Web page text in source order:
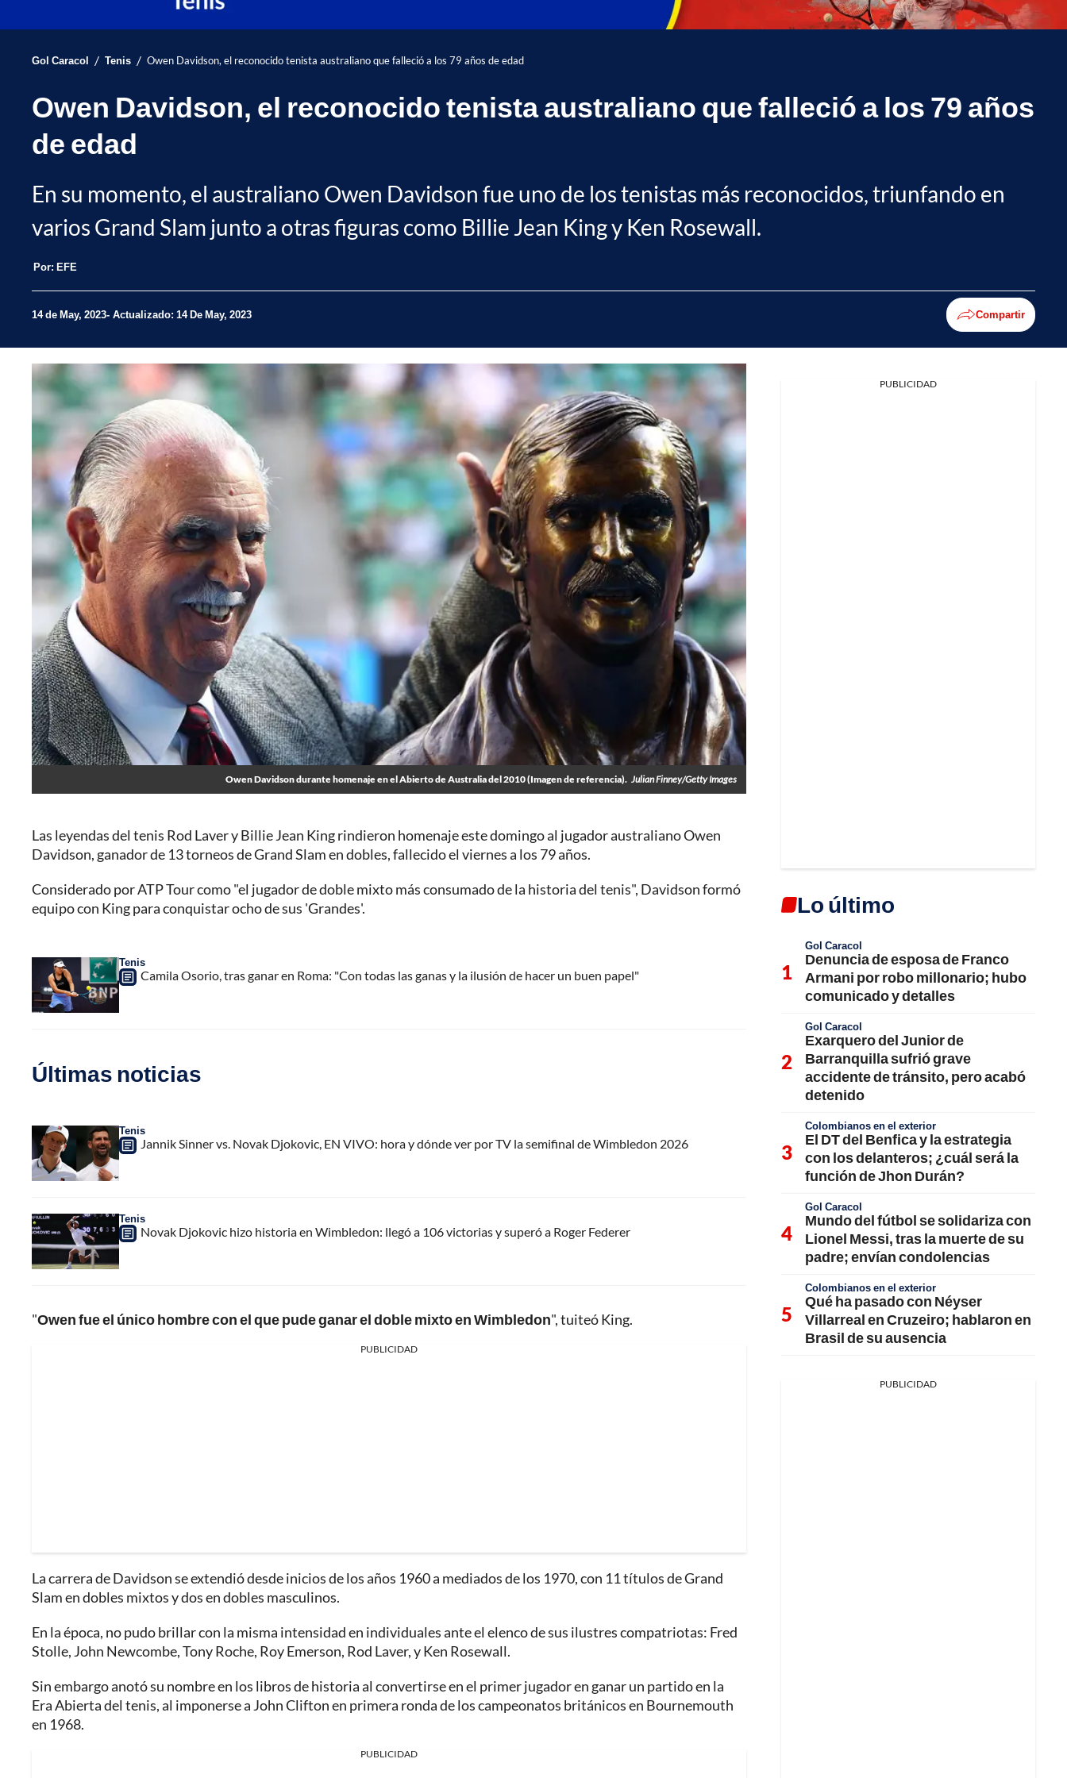
Gol Caracol / Tenis / Owen Davidson, el reconocido tenista australiano que falleció a los 79 años de edad
Owen Davidson, el reconocido tenista australiano que falleció a los 79 años
de edad
En su momento, el australiano Owen Davidson fue uno de los tenistas más reconocidos, triunfando en
varios Grand Slam junto a otras figuras como Billie Jean King y Ken Rosewall.
Por: EFE
14 de May, 2023 Actualizado: 14 De May, 2023 Compartir
Owen Davidson durante homenaje en el Abierto de Australia del 2010 (Imagen de referencia). Julian Finney/Getty Images
Las leyendas del tenis Rod Laver y Billie Jean King rindieron homenaje este domingo al jugador australiano Owen
Davidson, ganador de 13 torneos de Grand Slam en dobles, fallecido el viernes a los 79 años.
Considerado por ATP Tour como "el jugador de doble mixto más consumado de la historia del tenis", Davidson formó
equipo con King para conquistar ocho de sus 'Grandes'.
Tenis
Camila Osorio, tras ganar en Roma: "Con todas las ganas y la ilusión de hacer un buen papel"
Últimas noticias
Tenis
Jannik Sinner vs. Novak Djokovic, EN VIVO: hora y dónde ver por TV la semifinal de Wimbledon 2026
Tenis
Novak Djokovic hizo historia en Wimbledon: llegó a 106 victorias y superó a Roger Federer
"Owen fue el único hombre con el que pude ganar el doble mixto en Wimbledon", tuiteó King.
PUBLICIDAD
La carrera de Davidson se extendió desde inicios de los años 1960 a mediados de los 1970, con 11 títulos de Grand
Slam en dobles mixtos y dos en dobles masculinos.
En la época, no pudo brillar con la misma intensidad en individuales ante el elenco de sus ilustres compatriotas: Fred
Stolle, John Newcombe, Tony Roche, Roy Emerson, Rod Laver, y Ken Rosewall.
Sin embargo anotó su nombre en los libros de historia al convertirse en el primer jugador en ganar un partido en la
Era Abierta del tenis, al imponerse a John Clifton en primera ronda de los campeonatos británicos en Bournemouth
en 1968.
PUBLICIDAD
PUBLICIDAD
Lo último
Gol Caracol
Denuncia de esposa de Franco
Armani por robo millonario; hubo
comunicado y detalles
Gol Caracol
Exarquero del Junior de
Barranquilla sufrió grave
accidente de tránsito, pero acabó
detenido
Colombianos en el exterior
El DT del Benfica y la estrategia
con los delanteros; ¿cuál será la
función de Jhon Durán?
Gol Caracol
Mundo del fútbol se solidariza con
Lionel Messi, tras la muerte de su
padre; envían condolencias
Colombianos en el exterior
Qué ha pasado con Néyser
Villarreal en Cruzeiro; hablaron en
Brasil de su ausencia
PUBLICIDAD